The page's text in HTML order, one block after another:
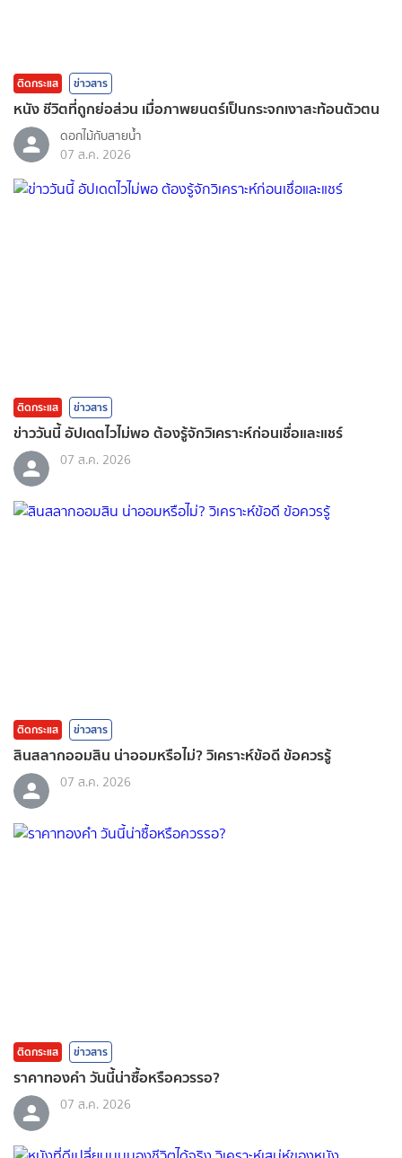
ติดกระแส ข่าวสาร
หนัง ชีวิตที่ถูกย่อส่วน เมื่อภาพยนตร์เป็นกระจกเงาสะท้อนตัวตน
ดอกไม้กับสายน้ำ
07 ส.ค. 2026
ติดกระแส ข่าวสาร
ข่าววันนี้ อัปเดตไวไม่พอ ต้องรู้จักวิเคราะห์ก่อนเชื่อและแชร์
07 ส.ค. 2026
ติดกระแส ข่าวสาร
สินสลากออมสิน น่าออมหรือไม่? วิเคราะห์ข้อดี ข้อควรรู้
07 ส.ค. 2026
ติดกระแส ข่าวสาร
ราคาทองคํา วันนี้น่าซื้อหรือควรรอ?
07 ส.ค. 2026